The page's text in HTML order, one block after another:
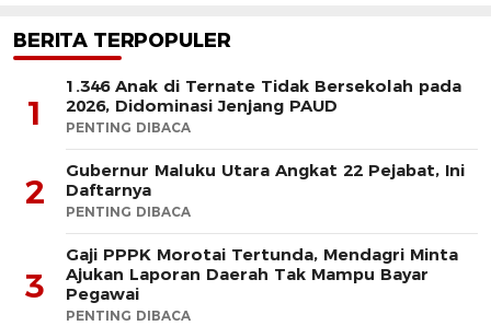
BERITA TERPOPULER
1
1.346 Anak di Ternate Tidak Bersekolah pada
2026, Didominasi Jenjang PAUD
PENTING DIBACA
2
Gubernur Maluku Utara Angkat 22 Pejabat, Ini
Daftarnya
PENTING DIBACA
3
Gaji PPPK Morotai Tertunda, Mendagri Minta
Ajukan Laporan Daerah Tak Mampu Bayar
Pegawai
PENTING DIBACA